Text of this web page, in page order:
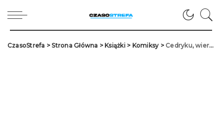
CzasoStrefa >Strona Główna > Książki> Komiksy> Cedryku, wierzę w Ciebie!